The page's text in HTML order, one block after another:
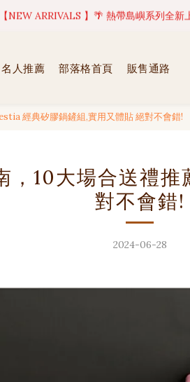
得等待 | 現貨商品將於訂單成立後1-5個工
NEW ARRIVALS 】🌴 熱帶島嶼系列全
名人推薦 部落格首頁 販售通路
經典矽膠鍋鏟組,實用又體貼 絕對不會錯!
，10大場合送禮
對不會錯!
2024-06-28